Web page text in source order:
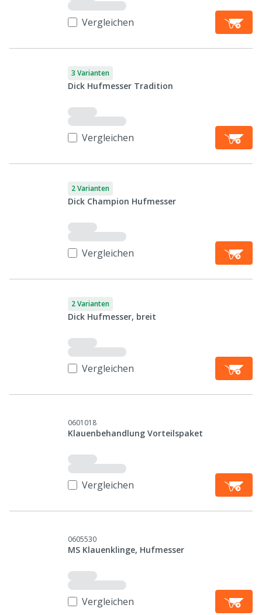
Vergleichen
3 Varianten
Dick Hufmesser Tradition
Vergleichen
2 Varianten
Dick Champion Hufmesser
Vergleichen
2 Varianten
Dick Hufmesser, breit
Vergleichen
0601018
Klauenbehandlung Vorteilspaket
Vergleichen
0605530
MS Klauenklinge, Hufmesser
Vergleichen